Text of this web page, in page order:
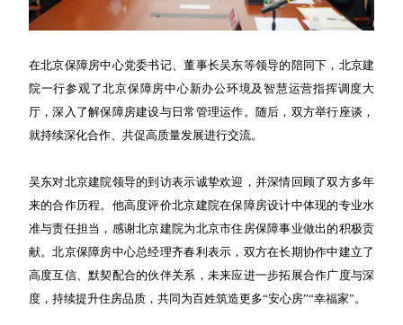
在北京保障房中心党委书记、董事长吴东等领导的陪同下，北京建
院一行参观了北京保障房中心新办公环境及智慧运营指挥调度大
厅，深入了解保障房建设与日常管理运作。随后，双方举行座谈，
就持续深化合作、共促高质量发展进行交流。
吴东对北京建院领导的到访表示诚挚欢迎，并深情回顾了双方多年
来的合作历程。他高度评价北京建院在保障房设计中体现的专业水
准与责任担当，感谢北京建院为北京市住房保障事业做出的积极贡
献。北京保障房中心总经理齐春利表示，双方在长期协作中建立了
高度互信、默契配合的伙伴关系，未来应进一步拓展合作广度与深
度，持续提升住房品质，共同为百姓筑造更多“安心房”“幸福家”。